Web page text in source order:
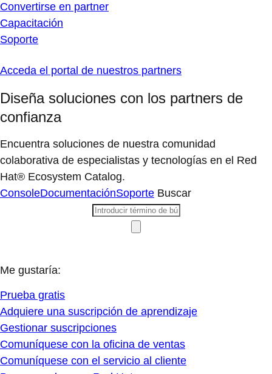
Convertirse en partner
Capacitación
Soporte
Acceda el portal de nuestros partners
Diseña soluciones con los partners de
confianza
Encuentra soluciones de nuestra comunidad
colaborativa de especialistas y tecnologías en el Red
Hat® Ecosystem Catalog.
ConsoleDocumentaciónSoporte Buscar
Me gustaría:
Prueba gratis
Adquiere una suscripción de aprendizaje
Gestionar suscripciones
Comuníquese con la oficina de ventas
Comuníquese con el servicio al cliente